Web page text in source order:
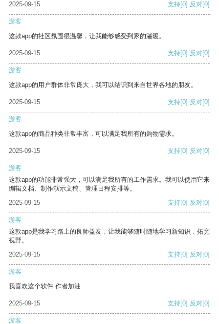
2025-09-15 支持[0] 反对[0]
游客
这款app的社区氛围很温馨，让我能够感受到家的温暖。
2025-09-15 支持[0] 反对[0]
游客
这款app的用户群体非常庞大，我可以结识到来自世界各地的朋友。
2025-09-15 支持[0] 反对[0]
游客
这款app的商品种类非常丰富，可以满足我所有的购物需求。
2025-09-15 支持[0] 反对[0]
游客
这款app的功能非常强大，可以满足我所有的工作需求。我可以使用它来
编辑文档、制作演示文稿、管理日程安排等。
2025-09-15
支持[0] 反对[0]
游客
这款app是我学习路上的良师益友，让我能够随时随地学习新知识，拓宽
视野。
2025-09-15
支持[0] 反对[0]
游客
我喜欢这个软件 作者加油
2025-09-15 支持[0] 反对[0]
游客